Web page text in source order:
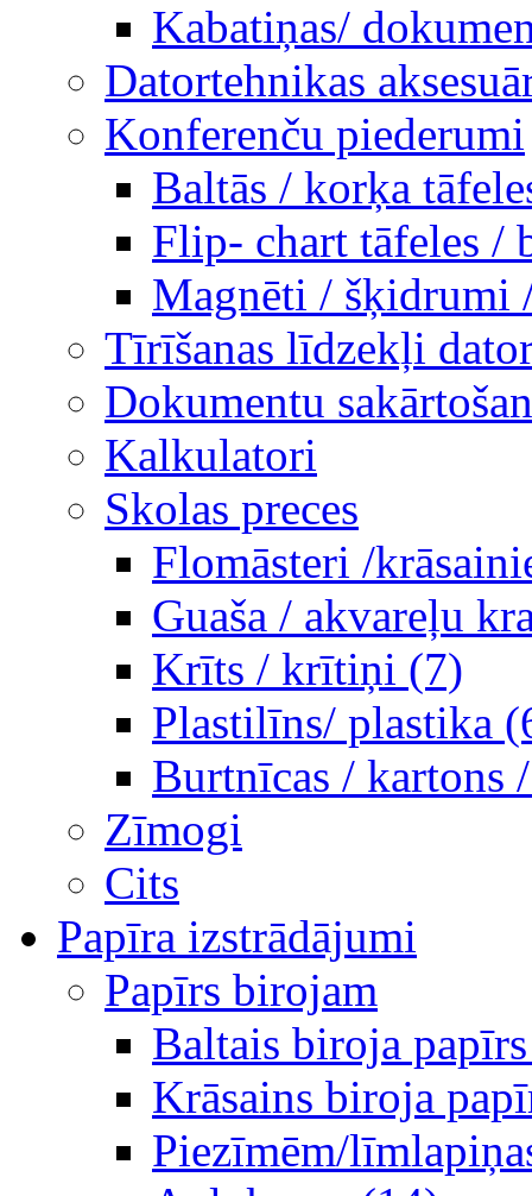
Kabatiņas/
Datortehnikas
Konferenču piederumi
Baltās / korķa
Flip- chart tāfeles /
Magnēti / šķidrumi
Tīrīšanas līdzekļi
Dokumentu
Kalkulatori
Skolas preces
Flomāsteri /
Guaša / akvareļu
Krīts / krītiņi (7)
Plastilīns/ plastika
Burtnīcas / kartons
Zīmogi
Cits
Papīra izstrādājumi
Papīrs birojam
Baltais biroja
Krāsains biroja
Piezīmēm/